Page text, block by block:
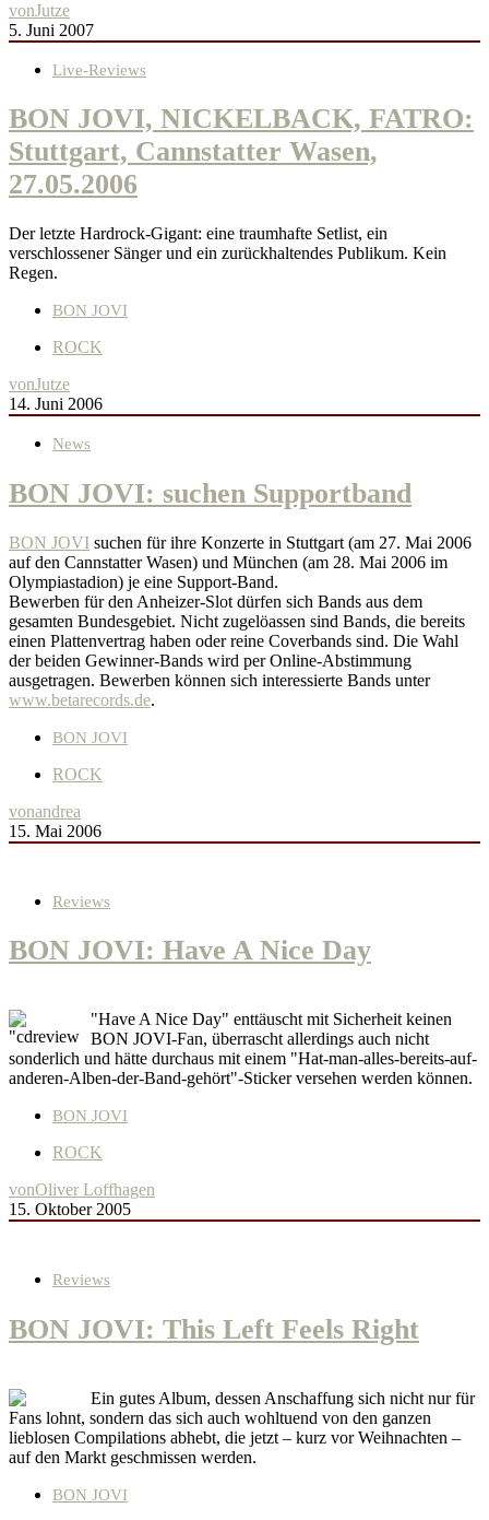
vonJutze
5. Juni 2007
Live-Reviews
BON JOVI, NICKELBACK, FATRO:
Stuttgart, Cannstatter Wasen,
27.05.2006
Der letzte Hardrock-Gigant: eine traumhafte Setlist, ein
verschlossener Sänger und ein zurückhaltendes Publikum. Kein
Regen.
BON JOVI
ROCK
vonJutze
14. Juni 2006
News
BON JOVI: suchen Supportband
BON JOVI suchen für ihre Konzerte in Stuttgart (am 27. Mai 2006
auf den Cannstatter Wasen) und München (am 28. Mai 2006 im
Olympiastadion) je eine Support-Band.
Bewerben für den Anheizer-Slot dürfen sich Bands aus dem
gesamten Bundesgebiet. Nicht zugelöassen sind Bands, die bereits
einen Plattenvertrag haben oder reine Coverbands sind. Die Wahl
der beiden Gewinner-Bands wird per Online-Abstimmung
ausgetragen. Bewerben können sich interessierte Bands unter
www.betarecords.de.
BON JOVI
ROCK
vonandrea
15. Mai 2006
Reviews
BON JOVI: Have A Nice Day
"Have A Nice Day" enttäuscht mit Sicherheit keinen
BON JOVI-Fan, überrascht allerdings auch nicht
sonderlich und hätte durchaus mit einem "Hat-man-alles-bereits-auf-
anderen-Alben-der-Band-gehört"-Sticker versehen werden können.
BON JOVI
ROCK
vonOliver Loffhagen
15. Oktober 2005
Reviews
BON JOVI: This Left Feels Right
Ein gutes Album, dessen Anschaffung sich nicht nur für
Fans lohnt, sondern das sich auch wohltuend von den ganzen
lieblosen Compilations abhebt, die jetzt – kurz vor Weihnachten –
auf den Markt geschmissen werden.
BON JOVI